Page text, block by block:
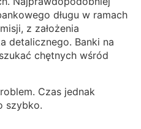
długu w ramach
z założenia
detalicznego. Banki na
chętnych wśród
Czas jednak
szybko.